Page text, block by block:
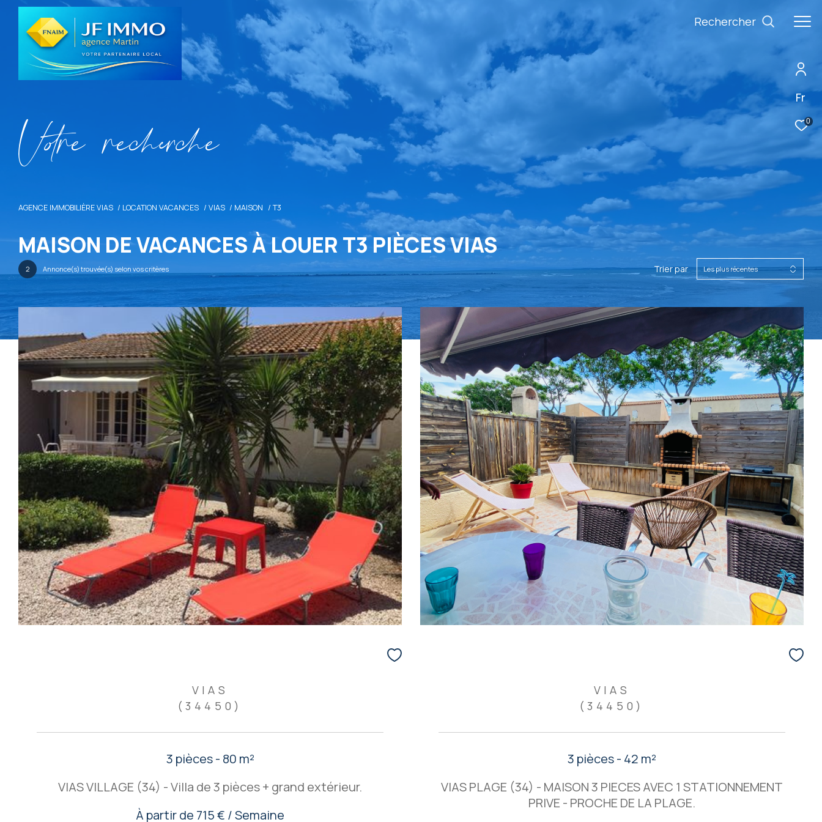
Fr
0
Rechercher
Vore recece
AGENCE IMMOBILIÈRE VIAS LOCATION VACANCES VIAS MAISON T3
MAISON DE VACANCES À LOUER T3 PIÈCES VIAS
2 Annonce(s) trouvée(s) selon vos critères Trier par Les plus récentes
VIAS
(34450)
3 pièces - 80 m²
VIAS VILLAGE (34) - Villa de 3 pièces + grand extérieur.
À partir de 715 € / Semaine
VIAS
(34450)
3 pièces - 42 m²
VIAS PLAGE (34) - MAISON 3 PIECES AVEC 1 STATIONNEMENT
PRIVE - PROCHE DE LA PLAGE.